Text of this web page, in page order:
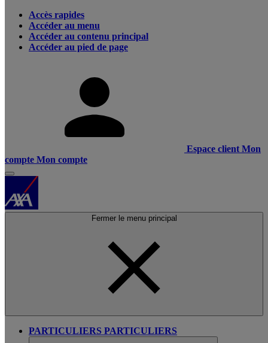
Accès rapides
Accéder au menu
Accéder au contenu principal
Accéder au pied de page
Espace client Mon
compte Mon compte
Fermer le menu principal
PARTICULIERS PARTICULIERS